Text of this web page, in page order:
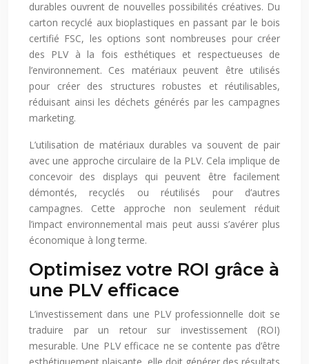
durables ouvrent de nouvelles possibilités créatives. Du
carton recyclé aux bioplastiques en passant par le bois
certifié FSC, les options sont nombreuses pour créer
des PLV à la fois esthétiques et respectueuses de
l’environnement. Ces matériaux peuvent être utilisés
pour créer des structures robustes et réutilisables,
réduisant ainsi les déchets générés par les campagnes
marketing.
L’utilisation de matériaux durables va souvent de pair
avec une approche circulaire de la PLV. Cela implique de
concevoir des displays qui peuvent être facilement
démontés, recyclés ou réutilisés pour d’autres
campagnes. Cette approche non seulement réduit
l’impact environnemental mais peut aussi s’avérer plus
économique à long terme.
Optimisez votre ROI grâce à
une PLV efficace
L’investissement dans une PLV professionnelle doit se
traduire par un retour sur investissement (ROI)
mesurable. Une PLV efficace ne se contente pas d’être